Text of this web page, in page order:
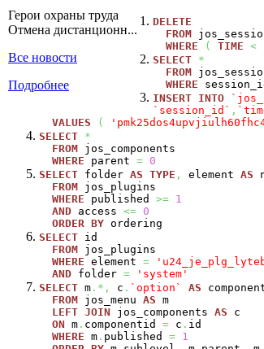
Герои охраны труда
Отмена дистанционн...
Все новости
Подробнее
DELETE
FROM
WHERE
( TIME <
SELECT *
FROM
WHERE
INSERT INTO
`session_id` ,
VALUES
(
SELECT *
FROM jos_components
WHERE parent = 0
SELECT folder AS TYPE , element AS
FROM jos_plugins
WHERE published >= 1
AND access <= 0
ORDER BY ordering
SELECT id
FROM jos_plugins
WHERE element =
AND folder =
'system'
SELECT m .*, c . `option` AS
FROM jos_menu AS m
LEFT JOIN jos_components AS c
ON m . componentid = c . id
WHERE m . published = 1